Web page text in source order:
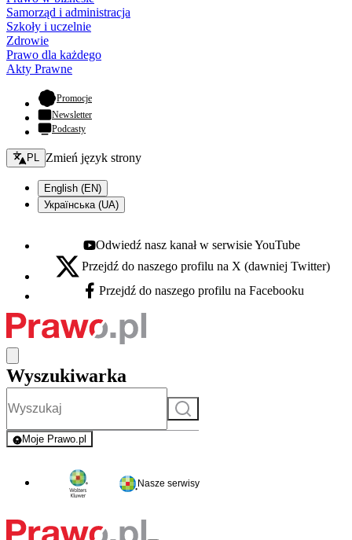
Samorząd i administracja
Szkoły i uczelnie
Zdrowie
Prawo dla każdego
Akty Prawne
Promocje- otwiera się w nowej karcie
Newsletter
Podcasty
Zmień język - bieżący:
PL Zmień język strony
English (EN)
Українська (UA)
Youtube - otwiera się w nowej karcie
Odwiedź nasz kanał w serwisie YouTube
X - otwiera się w nowej karcie
Przejdź do naszego profilu na X (dawniej Twitter)
Facebook - otwiera się w nowej karcie
Przejdź do naszego profilu na Facebooku
Wyszukiwarka
Szukaj
Moje Prawo.pl
- rejestracja i logowanie do serwisu
Nasze serwisy